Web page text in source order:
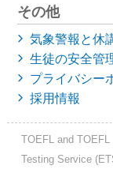
その他
気象警報と休
生徒の安全管
プライバシー
採用情報
TOEFL and
Testing Service